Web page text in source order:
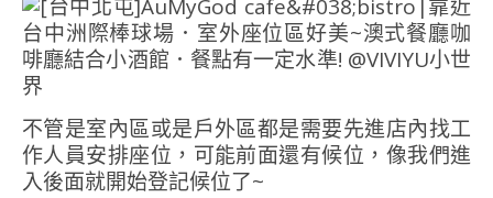
不管是室內區或是戶外區都是需要先進店內找工
作人員安排座位，可能前面還有候位，像我們進
入後面就開始登記候位了~